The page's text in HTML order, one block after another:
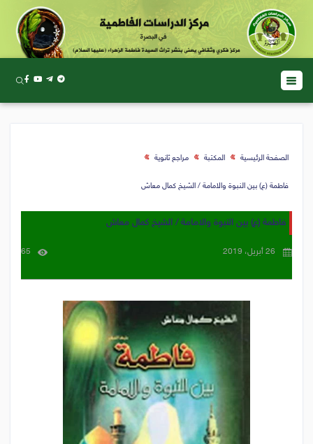
الصفحة الرئيسية المكتبة مراجع ثانوية
فاطمة (ع) بين النبوة والامامة / الشيخ كمال معاش
فاطمة (ع) بين النبوة والامامة / الشيخ كمال معاش
26 أبريل، 2019 65